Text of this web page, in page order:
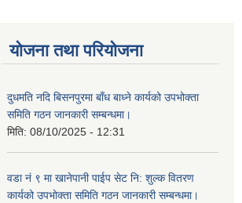
योजना तथा परियोजना
दुधमति नदि बिसनपुरमा बाँध बाध्ने कार्यको उपभोक्ता
समिति गठन जानकारी सम्बन्धमा।
मिति: 08/10/2025 - 12:31
वडा नं ९ मा खानेपानी पाईप सेट नि: शुल्क वितरण
कार्यको उपभोक्ता समिति गठन जानकारी सम्बन्धमा।